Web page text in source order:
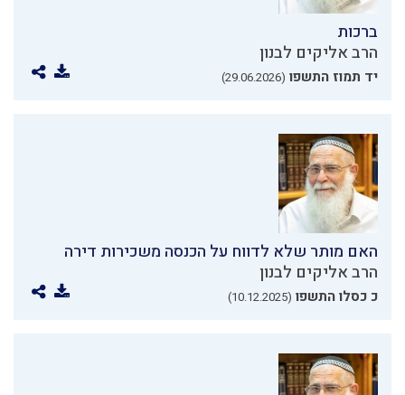
ברכות
הרב אליקים לבנון
יד תמוז התשפו (29.06.2026)
האם מותר שלא לדווח על הכנסה משכירות דירה
הרב אליקים לבנון
כ כסלו התשפו (10.12.2025)